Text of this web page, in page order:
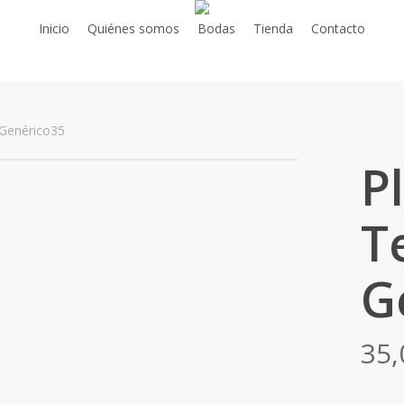
Inicio Quiénes somos Bodas Tienda Contacto